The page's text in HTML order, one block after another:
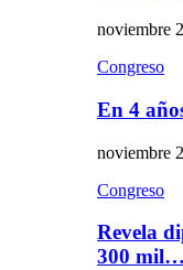
noviembre
Congreso
En 4
noviembre
Congreso
Revela
300 mil…